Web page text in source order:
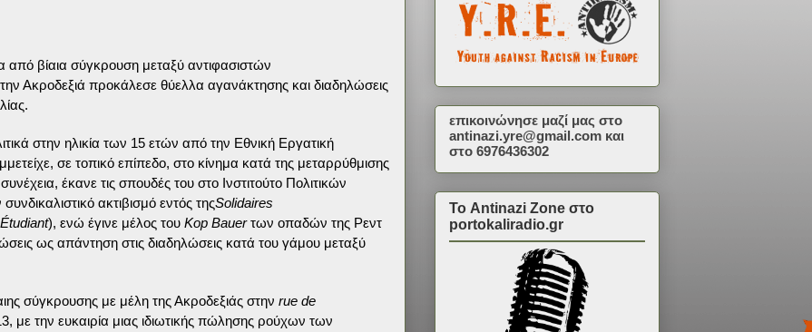
από βίαια σύγκρουση μεταξύ αντιφασιστών
Ακροδεξιά προκάλεσε θύελλα αγανάκτησης και διαδηλώσεις
στην ηλικία των 15 ετών από την Εθνική Εργατική
σε τοπικό επίπεδο, στο κίνημα κατά της μεταρρύθμισης
έκανε τις σπουδές του στο Ινστιτούτο Πολιτικών
συνδικαλιστικό ακτιβισμό εντός τηςSolidaires
), ενώ έγινε μέλος του Kop Bauerτων οπαδών της Ρεντ
ως απάντηση στις διαδηλώσεις κατά του γάμου μεταξύ
σύγκρουσης με μέλη της Ακροδεξιάς στην rue de
με την ευκαιρία μιας ιδιωτικής πώλησης ρούχων των
επικοινώνησε μαζί μας στο
antinazi.yre@gmail.com και
στο 6976436302
Το Antinazi Zone στο
portokaliradio.gr